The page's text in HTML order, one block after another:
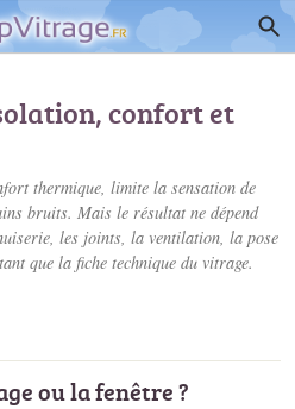
confort et
thermique, limite la sensation de
bruits. Mais le résultat ne dépend
les joints, la ventilation, la pose
que la fiche technique du vitrage.
ou la fenêtre ?